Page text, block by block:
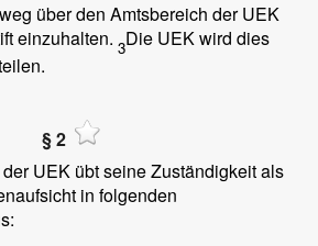
über den Amtsbereich der UEK
einzuhalten. 3Die UEK wird dies
§ 2
UEK übt seine Zuständigkeit als
in folgenden